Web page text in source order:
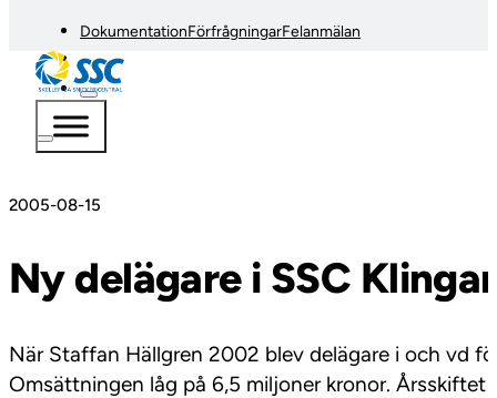
DokumentationFörfrågningarFelanmälan
2005-08-15
Ny delägare i SSC
När Staffan Hällgren 2002 blev delägare i och vd
Omsättningen låg på 6,5 miljoner kronor.